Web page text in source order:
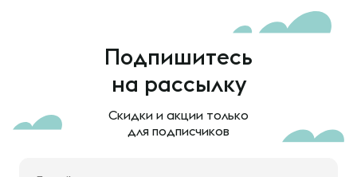
Подпишитесь
на рассылку
Скидки и акции только
для подписчиков